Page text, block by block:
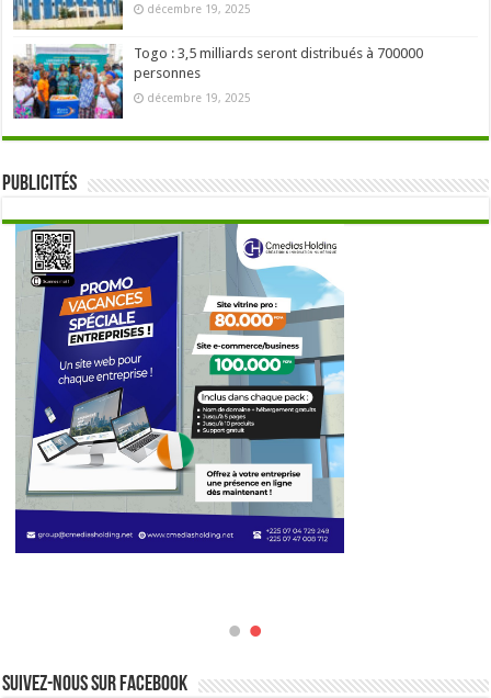
décembre 19, 2025
Togo : 3,5 milliards seront distribués à 700000
personnes
décembre 19, 2025
Publicités
Suivez-nous sur Facebook